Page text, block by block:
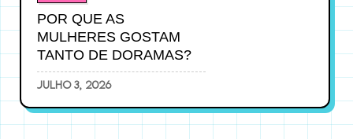
POR QUE AS
MULHERES GOSTAM
TANTO DE DORAMAS?
julho 3, 2026